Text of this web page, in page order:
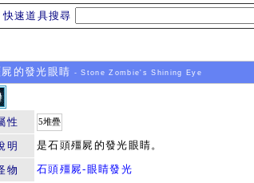
快速道具搜尋
的發光眼睛 - Stone Zombie's Shining Eye
性 5堆疊
明 是石頭殭屍的發光眼睛。
物 石頭殭屍-眼睛發光